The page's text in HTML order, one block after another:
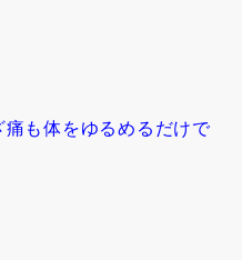
も体をゆるめるだけで